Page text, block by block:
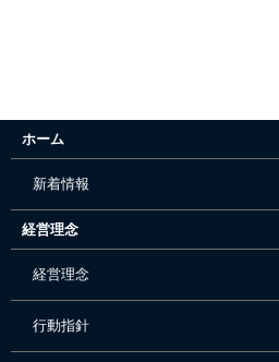
ホーム
新着情報
経営理念
経営理念
行動指針